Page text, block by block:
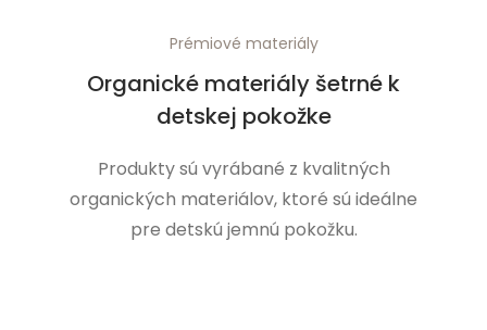
Prémiové materiály
Organické materiály šetrné k
detskej pokožke
Produkty sú vyrábané z kvalitných
organických materiálov, ktoré sú ideálne
pre detskú jemnú pokožku.